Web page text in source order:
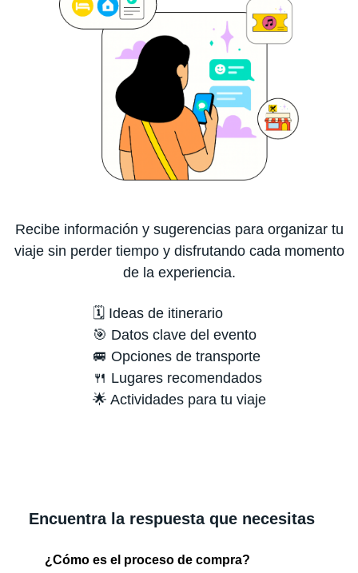
Recibe información y sugerencias para organizar tu
viaje sin perder tiempo y disfrutando cada momento
de la experiencia.
🗓️ Ideas de itinerario
🎯 Datos clave del evento
🚐 Opciones de transporte
🍴 Lugares recomendados
🌟 Actividades para tu viaje
Encuentra la respuesta que necesitas
¿Cómo es el proceso de compra?